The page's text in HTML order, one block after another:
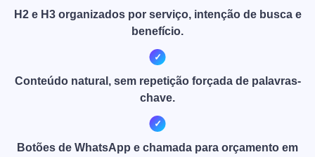
H2 e H3 organizados por serviço, intenção de busca e
benefício.
Conteúdo natural, sem repetição forçada de palavras-
chave.
Botões de WhatsApp e chamada para orçamento em